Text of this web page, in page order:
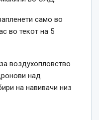
само во
во текот на 5
воздухопловство
над
на навивачи низ